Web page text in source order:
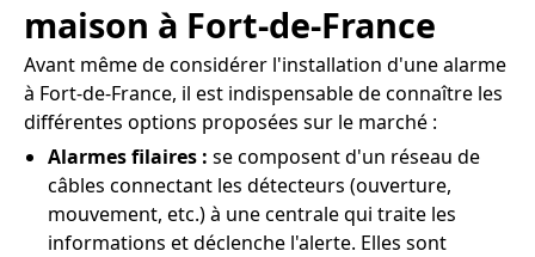
maison à Fort-de-France
Avant même de considérer l'installation d'une alarme
à Fort-de-France, il est indispensable de connaître les
différentes options proposées sur le marché :
Alarmes filaires : se composent d'un réseau de
câbles connectant les détecteurs (ouverture,
mouvement, etc.) à une centrale qui traite les
informations et déclenche l'alerte. Elles sont